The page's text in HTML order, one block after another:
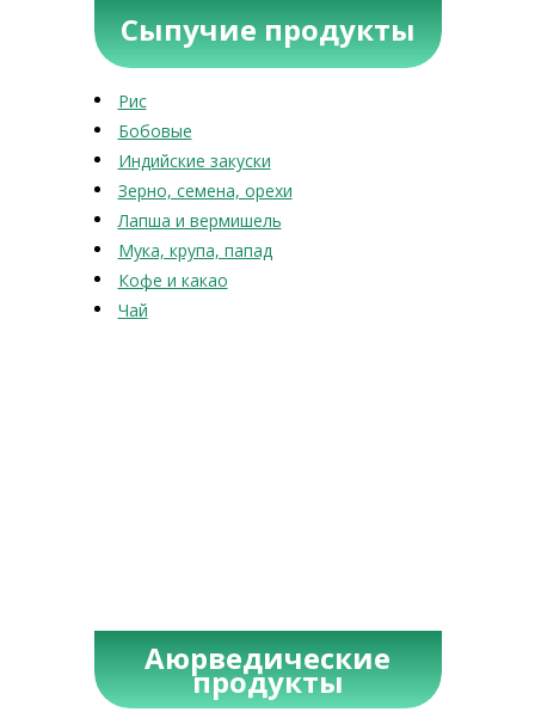
Сыпучие продукты
Рис
Бобовые
Индийские закуски
Зерно, семена, орехи
Лапша и вермишель
Мука, крупа, папад
Кофе и какао
Чай
Аюрведические
продукты